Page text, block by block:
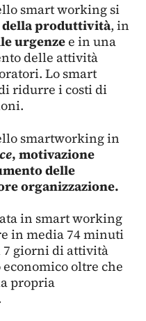
smart working si
produttività, in
urgenzee in una
delle attività
Lo smart
ridurre i costi di
smartworking in
, motivazione
delle
organizzazione.
in smart working
in media 74 minuti
7 giorni di attività
oltre che
propria